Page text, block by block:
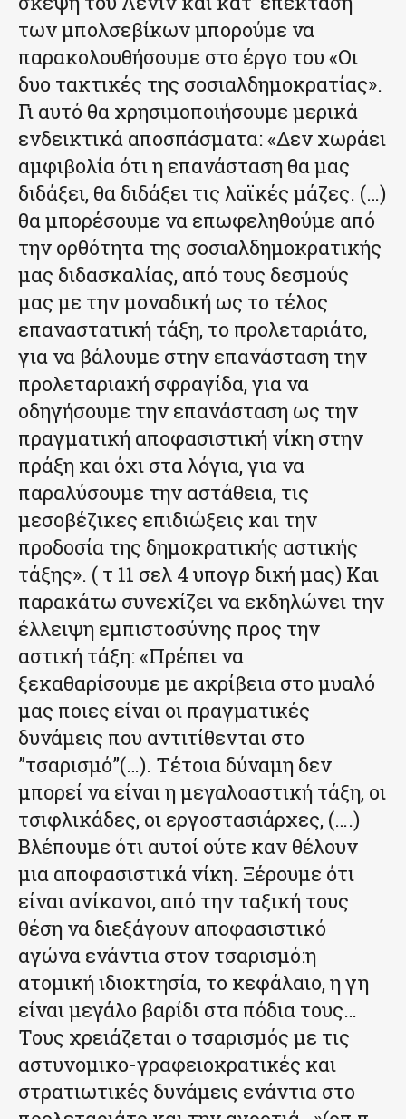
των μπολσεβίκων μπορούμε να
παρακολουθήσουμε στο έργο του «Οι
δυο τακτικές της σοσιαλδημοκρατίας».
Γι αυτό θα χρησιμοποιήσουμε μερικά
ενδεικτικά αποσπάσματα: «Δεν χωράει
αμφιβολία ότι η επανάσταση θα μας
διδάξει, θα διδάξει τις λαϊκές μάζες. (…)
θα μπορέσουμε να επωφεληθούμε από
την ορθότητα της σοσιαλδημοκρατικής
μας διδασκαλίας, από τους δεσμούς
μας με την μοναδική ως το τέλος
επαναστατική τάξη, το προλεταριάτο,
για να βάλουμε στην επανάσταση την
προλεταριακή σφραγίδα, για να
οδηγήσουμε την επανάσταση ως την
πραγματική αποφασιστική νίκη στην
πράξη και όχι στα λόγια, για να
παραλύσουμε την αστάθεια, τις
μεσοβέζικες επιδιώξεις και την
προδοσία της δημοκρατικής αστικής
τάξης». ( τ 11 σελ 4 υπογρ δική μας) Και
παρακάτω συνεχίζει να εκδηλώνει την
έλλειψη εμπιστοσύνης προς την
αστική τάξη: «Πρέπει να
ξεκαθαρίσουμε με ακρίβεια στο μυαλό
μας ποιες είναι οι πραγματικές
δυνάμεις που αντιτίθενται στο
”τσαρισμό”(…). Τέτοια δύναμη δεν
μπορεί να είναι η μεγαλοαστική τάξη, οι
τσιφλικάδες, οι εργοστασιάρχες, (….)
Βλέπουμε ότι αυτοί ούτε καν θέλουν
μια αποφασιστικά νίκη. Ξέρουμε ότι
είναι ανίκανοι, από την ταξική τους
θέση να διεξάγουν αποφασιστικό
αγώνα ενάντια στον τσαρισμό:η
ατομική ιδιοκτησία, το κεφάλαιο, η γη
είναι μεγάλο βαρίδι στα πόδια τους…
Τους χρειάζεται ο τσαρισμός με τις
αστυνομικο-γραφειοκρατικές και
στρατιωτικές δυνάμεις ενάντια στο